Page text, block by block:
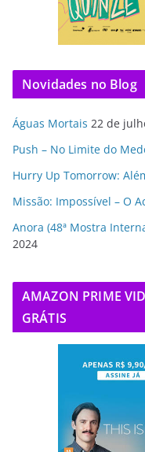
Novidades no Blog
Águas Mortais 22 de
Push – No Limite do
Hurry Up Tomorrow:
Missão: Impossível – O
Anora (48ª Mostra
2024
AMAZON PRIME
GRÁTIS